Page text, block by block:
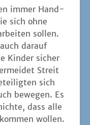
immer Hand­
sich ohne
sol­len.
dar­auf
Kin­der sicher
Streit
sich
bewe­gen. Es
dass alle
wol­len.